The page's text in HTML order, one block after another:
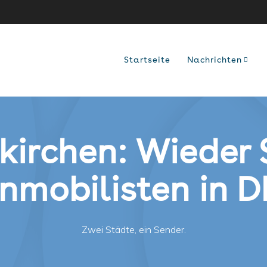
Startseite Nachrichten
Wieder
in
Zwei Städte, ein Sender.